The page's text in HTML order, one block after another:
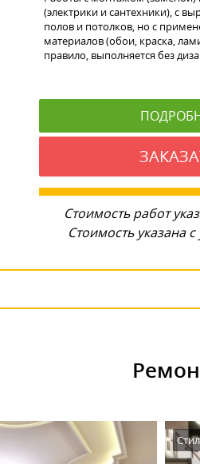
(электрики и сантехники), с
полов и потолков, но с
материалов (обои, краска,
правило, выполняется без
Стоимость работ
Стоимость указана